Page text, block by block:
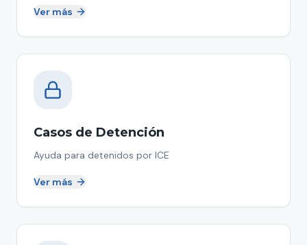
Ver más
Casos de Detención
Ayuda para detenidos por ICE
Ver más